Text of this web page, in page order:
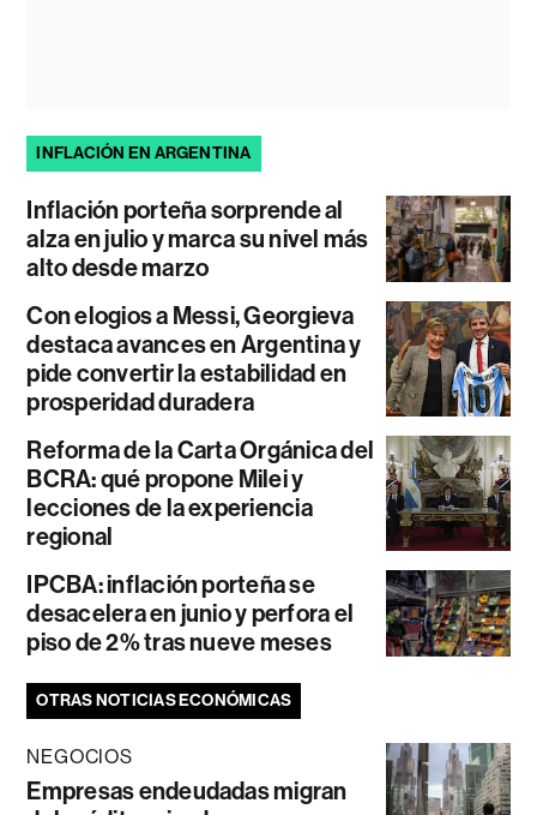
INFLACIÓN EN ARGENTINA
Inflación porteña sorprende al
alza en julio y marca su nivel más
alto desde marzo
Con elogios a Messi, Georgieva
destaca avances en Argentina y
pide convertir la estabilidad en
prosperidad duradera
Reforma de la Carta Orgánica del
BCRA: qué propone Milei y
lecciones de la experiencia
regional
IPCBA: inflación porteña se
desacelera en junio y perfora el
piso de 2% tras nueve meses
OTRAS NOTICIAS ECONÓMICAS
NEGOCIOS
Empresas endeudadas migran